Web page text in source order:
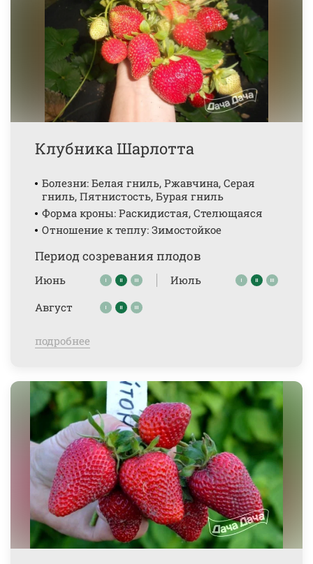
Клубника Шарлотта
Болезни: Белая гниль, Ржавчина, Серая
гниль, Пятнистость, Бурая гниль
Форма кроны: Раскидистая, Стелющаяся
Отношение к теплу: Зимостойкое
Период созревания плодов
Июнь
Июль
Август
подробнее